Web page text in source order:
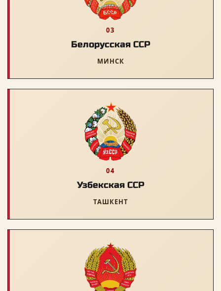
03
Белорусская ССР
МИНСК
04
Узбекская ССР
ТАШКЕНТ